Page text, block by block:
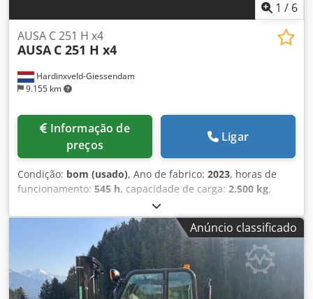
1 / 6
Hardinxveld-Giessendam
9.155 km
AUSA C 251 H x4
AUSA C 251 H x4
preços
Ligar
Condição: bom (usado), Ano de fabrico: 2023, horas de
funcionamento: 545 h, capacidade de carga: 2.500 kg,
4.300 mm, tipo de combustível:
tipo de mastro:triplex, altura de construção:2.340 mm,
Uso pretendido: Logística interna Número de válvulas: 3
Condição geral: muito bom Condição técnica: muito bom
Condição visual: muito bom Entre em contato com Pieter
de Vries ( , ) para mais informações. Opções e acessórios
adicionais 3 válvulas Chjdpfxjxakw Dj Ah Eoa
Anúncio classificado